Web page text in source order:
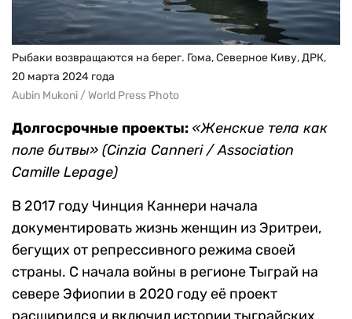
Рыбаки возвращаются на берег. Гома, Северное Киву, ДРК,
20 марта 2024 года
Aubin Mukoni / World Press Photo
Долгосрочные проекты: «Женские тела как
поле битвы» (Cinzia Canneri / Association
Camille Lepage)
В 2017 году Чинция Каннери начала
документировать жизнь женщин из Эритреи,
бегущих от репрессивного режима своей
страны. С начала войны в регионе Тыграй на
севере Эфиопии в 2020 году её проект